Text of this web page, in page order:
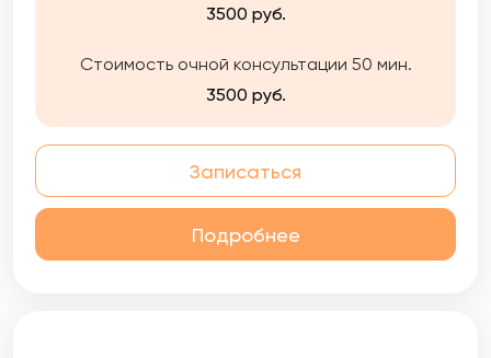
3500 руб.
Стоимость очной консультации 50 мин.
3500 руб.
Записаться
Подробнее